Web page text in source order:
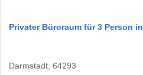
Privater Büroraum für 3 Person
Darmstadt, 64293